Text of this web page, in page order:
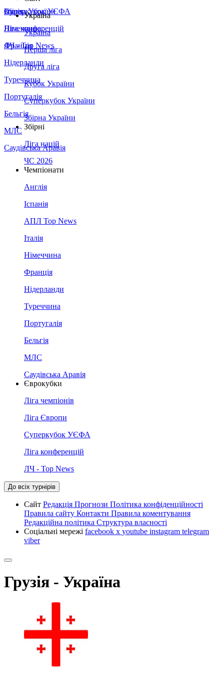
Збірна України
Італія
Німеччина
Франція
Нідерланди
Туреччина
Португалія
Бельгія
МЛС
Саудівська Аравія
Суперкубок УЄФА
Ліга конференцій
ЛЧ - Top News
Україна
Україна
Перша ліга
Друга ліга
Кубок України
Суперкубок України
Збірна України
Збірні
Ліга націй
ЧС 2026
Чемпіонати
Англія
Іспанія
АПЛ Top News
Італія
Німеччина
Франція
Нідерланди
Туреччина
Португалія
Бельгія
МЛС
Саудівська Аравія
Єврокубки
Ліга чемпіонів
Ліга Європи
Суперкубок УЄФА
Ліга конференцій
ЛЧ - Top News
До всіх турнірів
Сайт Редакція Прогнози Політика конфіденційності
Правила сайту Контакти Правила коментування
Редакційна політика Структура власності
Соціальні мережі facebook x youtube instagram telegram
viber
Грузія - Україна